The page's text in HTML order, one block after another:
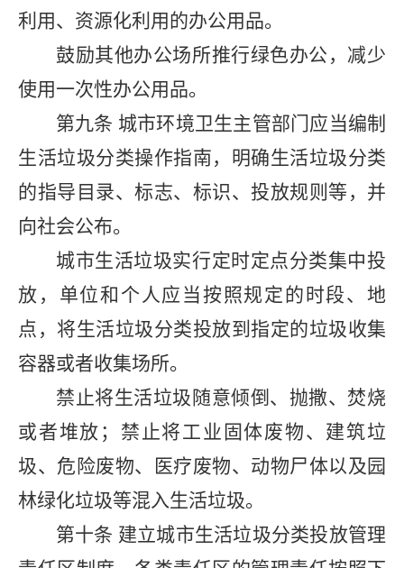
利用、资源化利用的办公用品。
鼓励其他办公场所推行绿色办公，减少
使用一次性办公用品。
第九条 城市环境卫生主管部门应当编制
生活垃圾分类操作指南，明确生活垃圾分类
的指导目录、标志、标识、投放规则等，并
向社会公布。
城市生活垃圾实行定时定点分类集中投
放，单位和个人应当按照规定的时段、地
点，将生活垃圾分类投放到指定的垃圾收集
容器或者收集场所。
禁止将生活垃圾随意倾倒、抛撒、焚烧
或者堆放；禁止将工业固体废物、建筑垃
圾、危险废物、医疗废物、动物尸体以及园
林绿化垃圾等混入生活垃圾。
第十条 建立城市生活垃圾分类投放管理